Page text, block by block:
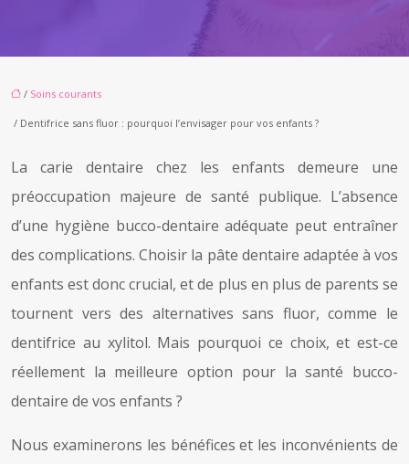
/ Soins courants
/ Dentifrice sans fluor : pourquoi l’envisager pour vos enfants ?
La carie dentaire chez les enfants demeure une
préoccupation majeure de santé publique. L’absence
d’une hygiène bucco-dentaire adéquate peut entraîner
des complications. Choisir la pâte dentaire adaptée à vos
enfants est donc crucial, et de plus en plus de parents se
tournent vers des alternatives sans fluor, comme le
dentifrice au xylitol. Mais pourquoi ce choix, et est-ce
réellement la meilleure option pour la santé bucco-
dentaire de vos enfants ?
Nous examinerons les bénéfices et les inconvénients de